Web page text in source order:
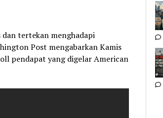
dan tertekan menghadapi
Post mengabarkan Kamis
pendapat yang digelar American